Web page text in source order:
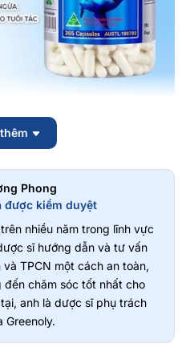
cho khớp và mô sụn.
liên quan đến đau nhức xương
dịch khớp, làm trơn ổ khớp.
lành khớp tổn thương do vận
đề xương khớp do tuổi tác.
nến và eczema.
thể, hỗ trợ thị lực.
lớp phim nước mắt và tăng
Phong
được kiểm duyệt
nhiều năm trong lĩnh vực
sĩ hướng dẫn và tư vấn
TPCN một cách an toàn,
đến chăm sóc tốt nhất cho
anh là dược sĩ phụ trách
Greenoly.